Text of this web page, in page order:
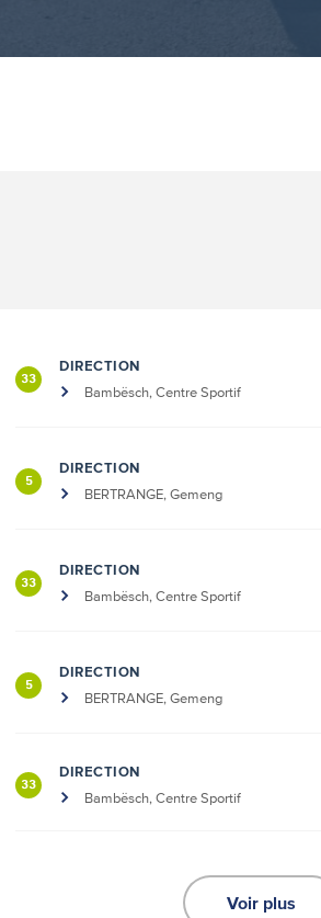
33
DIRECTION
Bambësch, Centre Sportif
5
DIRECTION
BERTRANGE, Gemeng
33
DIRECTION
Bambësch, Centre Sportif
5
DIRECTION
BERTRANGE, Gemeng
33
DIRECTION
Bambësch, Centre Sportif
Voir plus